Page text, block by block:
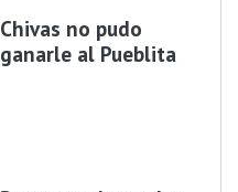
Chivas no pudo
ganarle al Pueblita